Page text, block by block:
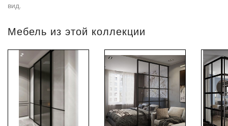
вид.
Мебель из этой коллекции